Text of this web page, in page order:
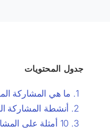
جدول المحتويات
ما هي المشاركة
أنشطة المشاركة
10 أمثلة على المشاركة المدنية